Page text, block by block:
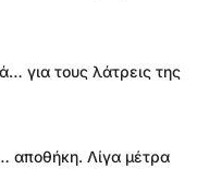
για τους λάτρεις της
αποθήκη. Λίγα μέτρα